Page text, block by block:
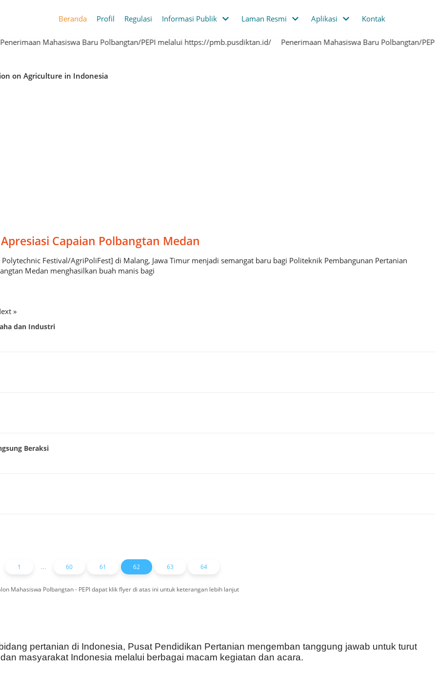
Beranda Profil Regulasi Informasi Publik Laman Resmi Aplikasi Kontak
Mahasiswa Baru Polbangtan/PEPI melalui https://pmb.pusdiktan.id/ Penerimaan Mahasiswa Baru Polbangtan/
Education on Agriculture in Indonesia
Capaian Polbangtan Medan
Festival/AgriPoliFest] di Malang, Jawa Timur menjadi semangat baru bagi Politeknik Pembangunan Pertanian
Medan menghasilkan buah manis bagi
»
dan Industri
Beraksi
1 ... 60 61 62 63 64
Mahasiswa Polbangtan - PEPI dapat klik flyer di atas ini untuk keterangan lebih lanjut
pertanian di Indonesia, Pusat Pendidikan Pertanian mengemban tanggung jawab untuk turut
masyarakat Indonesia melalui berbagai macam kegiatan dan acara.